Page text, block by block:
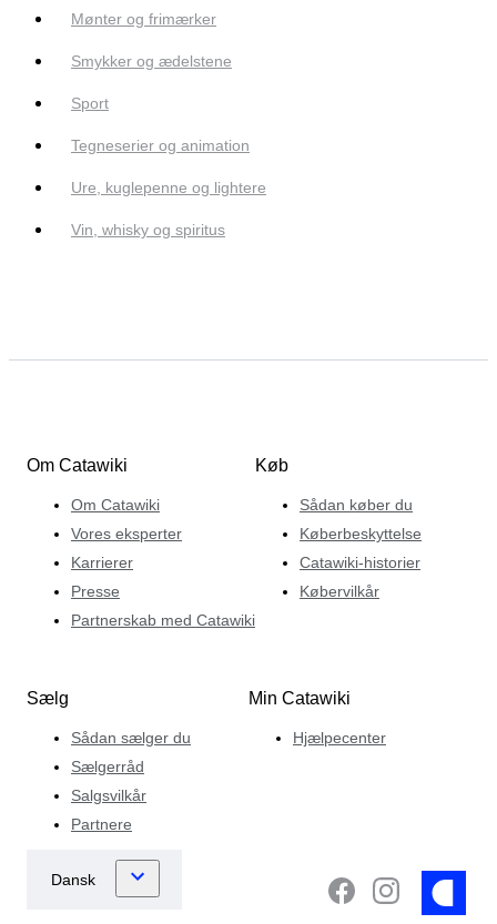
Mønter og frimærker
Smykker og ædelstene
Sport
Tegneserier og animation
Ure, kuglepenne og lightere
Vin, whisky og spiritus
Om Catawiki
Om Catawiki
Vores eksperter
Karrierer
Presse
Partnerskab med Catawiki
Køb
Sådan køber du
Køberbeskyttelse
Catawiki-historier
Købervilkår
Sælg
Sådan sælger du
Sælgerråd
Salgsvilkår
Partnere
Min Catawiki
Hjælpecenter